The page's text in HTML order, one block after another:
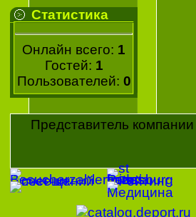
Статистика
Онлайн всего: 1
Гостей: 1
Пользователей: 0
Представитель